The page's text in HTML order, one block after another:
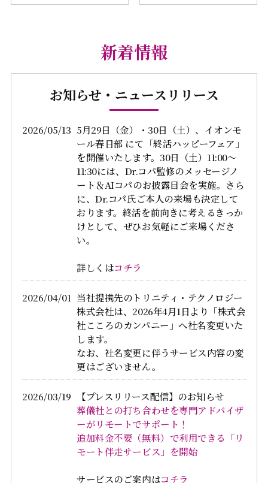
新着情報
お知らせ・ニュースリリース
2026/05/13 5月29日（金）・30日（土）、イオンモ
ール春日部 にて「終活ハッピーフェア」
を開催いたします。30日（土）11:00～
11:30には、Dr.コパ監修のメッセージノ
ート＆AIコパのお披露目会を実施。さら
に、Dr.コパ氏ご本人の来場も決定して
おります。終活を前向きに考えるきっか
けとして、ぜひお気軽にご来場くださ
い。
詳しくはコチラ
2026/04/01 当社提携先のトリニティ・テクノロジー
株式会社は、2026年4月1日より「株式会
社こころのカンパニー」へ社名変更いた
します。
なお、社名変更に伴うサービス内容の変
更はございません。
2026/03/19
【プレスリリース配信】のお知らせ
葬儀社との打ち合わせを専門アドバイザ
ーがリモートでサポート！
追加料金不要（無料）で利用できる「リ
モート伴走サービス」を開始
サービスのご案内はコチラ